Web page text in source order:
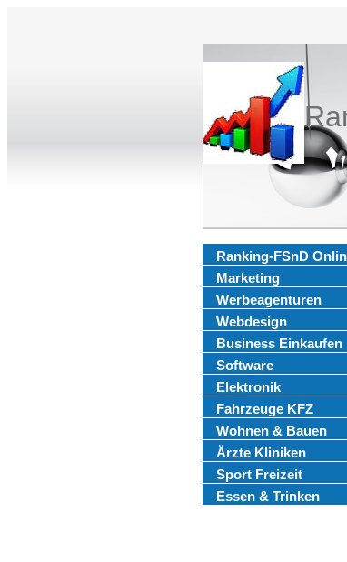
Ranking-FSnD
Marketing
Werbeagenturen
Webdesign
Business Einkaufen
Software
Elektronik
Fahrzeuge KFZ
Wohnen & Bauen
Ärzte Kliniken
Sport Freizeit
Essen & Trinken